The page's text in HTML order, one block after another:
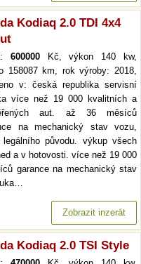
Kodiaq 2.0 TDI 4x4
600000Kč, výkon 140 kw,
158087 km, rok výroby: 2018,
v: česká republika servisní
více než 19 000 kvalitních a
aut. až 36 měsíců
na mechanický stav vozu,
původu. výkup všech
a v hotovosti. více než 19 000
garance na mechanický stav
Zobrazit inzerát
Kodiaq 2.0 TSI Style